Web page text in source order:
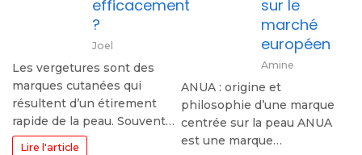
efficacement
?
Joel
Les vergetures sont des
marques cutanées qui
résultent d’un étirement
rapide de la peau. Souvent…
Lire l'article
sur le
marché
européen
Amine
ANUA : origine et
philosophie d’une marque
centrée sur la peau ANUA
est une marque…